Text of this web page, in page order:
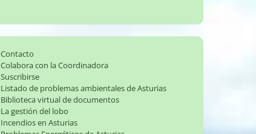
Contacto
Colabora con la Coordinadora
Suscribirse
Listado de problemas ambientales de Asturias
Biblioteca virtual de documentos
La gestión del lobo
Incendios en Asturias